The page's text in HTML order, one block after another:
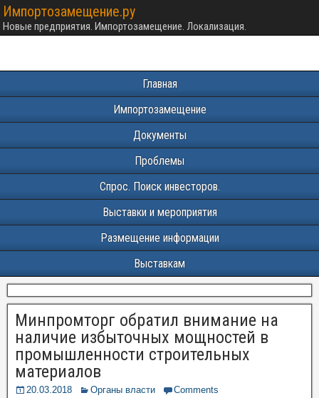
Импортозамещение.ру
Новые предприятия. Импортозамещение. Локализация.
Главная
Импортозамещение
Документы
Проблемы
Спрос. Поиск инвесторов.
Выставки и мероприятия
Размещение информации
Выставкам
Минпромторг обратил внимание на
наличие избыточных мощностей в
промышленности строительных
материалов
20.03.2018 Органы власти Comments